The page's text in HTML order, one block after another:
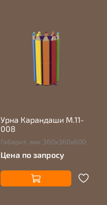
Урна Карандаши М.11-
008
Габарит, мм: 360х360х600
Цена по запросу